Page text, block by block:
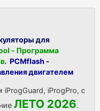
для
- Программа
. PCMflash -
двигателем
iProgPro, с
ЛЕТО 2026.